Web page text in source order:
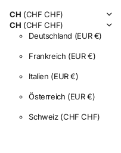
CH (CHF CHF)
CH (CHF CHF)
Deutschland (EUR €)
Frankreich (EUR €)
Italien (EUR €)
Österreich (EUR €)
Schweiz (CHF CHF)